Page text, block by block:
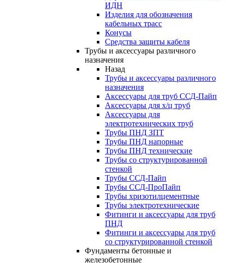
ИДН
Изделия для обозначения
кабельных трасс
Конусы
Средства защиты кабеля
Трубы и аксессуары различного
назначения
Назад
Трубы и аксессуары различного
назначения
Аксессуары для труб ССД-Пайп
Аксессуары для х/ц труб
Аксессуары для
электротехнических труб
Трубы ПНД ЗПТ
Трубы ПНД напорные
Трубы ПНД технические
Трубы со структурированной
стенкой
Трубы ССД-Пайп
Трубы ССД-ПроПайп
Трубы хризотилцементные
Трубы электротехнические
Фитинги и аксессуары для труб
ПНД
Фитинги и аксессуары для труб
со структурированной стенкой
Фундаменты бетонные и
железобетонные